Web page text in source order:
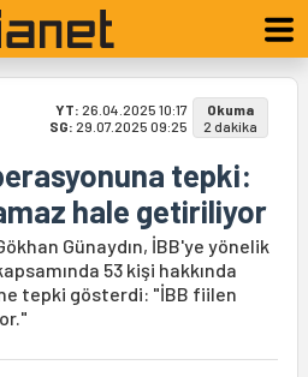
YT: 26.04.2025 10:17
SG: 29.07.2025 09:25
Okuma
2 dakika
tepki:
hale getiriliyor
Günaydın, İBB'ye yönelik
53 kişi hakkında
tepki gösterdi: "İBB fiilen